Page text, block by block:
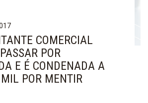
COMERCIAL
POR
E É CONDENADA A
POR MENTIR